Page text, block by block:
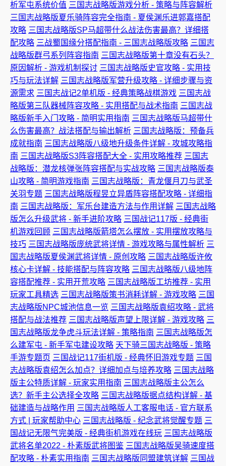
析军屯系统价值 三国志战略版游戏分析 - 策略与阵容解析
三国志战略版夏乐骑阵容完全指南 - 夏侯渊乐进郭嘉搭配
攻略 三国志战略版SP马超带什么战法伤害最高？详细搭
配攻略 三战蜀国缘分搭配指南 - 三国志战略版攻略 三国志
战略版群弓系列阵容指南 三国志战略版第十章没有石头？
原因解析 - 游戏机制探讨 三国志战略版史官攻略 - 实用技
巧与玩法详解 三国志战略版军营升级攻略 - 详细步骤与资
源需求 三国志战记2单机版 - 经典策略战棋游戏 三国志战
略版第三队器械阵容攻略 - 实用搭配与战术指南 三国志战
略版新手入门攻略 - 简明实用指南 三国志战略版马超带什
么伤害最高？战法搭配与输出解析 三国志战略版：预备兵
成就指南 三国志战略版八级地升级条件详解 - 攻城攻略指
南 三国志战略版S3阵容搭配大全 - 实用攻略推荐 三国志
战略版：潜龙核弹张阵容搭配与实战攻略 三国志战略版泰
山攻略 - 简明游戏指南 三国志战略版：青龙偃月刀与武圣
关羽专题 三国志战略版程昱立异盾阵容搭配攻略 - 详细指
南 三国志战略版：军乐台建造方法与作用详解 三国志战略
版怎么升级武将 - 新手进阶攻略 三国战记117版 - 经典街
机游戏回顾 三国志战略版箭塔怎么摆放 - 实用摆放攻略与
技巧 三国志战略版庞统武将详情 - 游戏攻略与属性解析 三
国志战略版夏侯渊武将详情 - 原创攻略 三国志战略版许攸
核心卡详解 - 技能搭配与阵容攻略 三国志战略版八级地阵
容搭配推荐 - 实用开荒攻略 三国志战略版工坊推荐 - 实用
玩家工具精选 三国志战略版策书消耗详解 - 游戏攻略 三国
志战略版NPC城池信息一览 三国志战略版袁绍攻略 - 武将
搭配与战法推荐 三国志战略版声望上限详解 - 游戏攻略 三
国志战略版龙争虎斗玩法详解 - 策略指南 三国志战略版怎
么建军屯 - 新手军屯建设攻略 天下骑三国志战略版 - 策略
手游专题页 三国战记117街机版 - 经典怀旧游戏专题 三国
志战略版袁绍怎么加点？详细加点与培养攻略 三国志战略
版主公特质详解 - 玩家实用指南 三国志战略版主公怎么
选？新手主公选择全攻略 三国志战略版据点结构详解 - 基
础建造与战略作用 三国志战略版人工客服电话 - 官方联系
方式 | 玩家帮助中心 三国志战略版 - 纪念武将觉醒专题 三
国战记无限气完美版 - 经典街机游戏在线玩 三国志战略版
武将名单2022 - 朴素版武将图鉴 三国志战略版吴骑速度搭
配攻略 - 朴素实用指南 三国志战略版同盟建筑详解 三国战